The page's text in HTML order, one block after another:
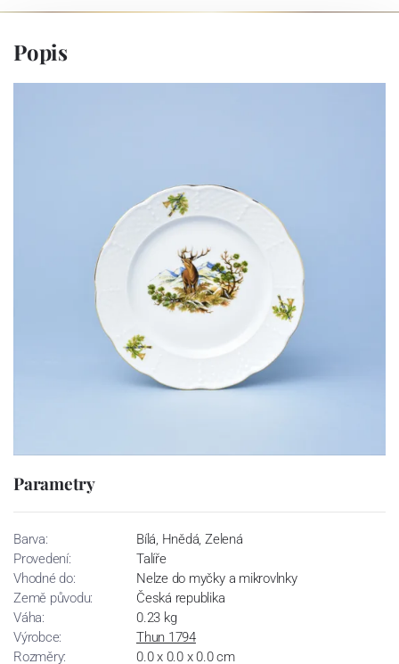
Popis
Parametry
Barva:
Bílá, Hnědá, Zelená
Provedení:
Talíře
Vhodné do:
Nelze do myčky a mikrovlnky
Země původu:
Česká republika
Váha:
0.23 kg
Výrobce:
Thun 1794
Rozměry:
0.0 x 0.0 x 0.0 cm